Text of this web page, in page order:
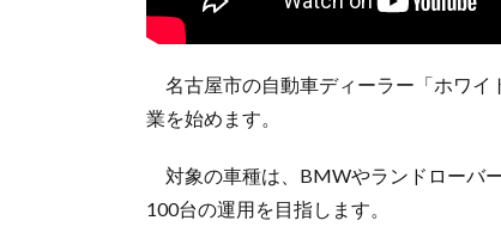
名古屋市の自動車ディーラー「ホワイ
業を始めます。
対象の車種は、BMWやランドローバ
100台の運用を目指します。